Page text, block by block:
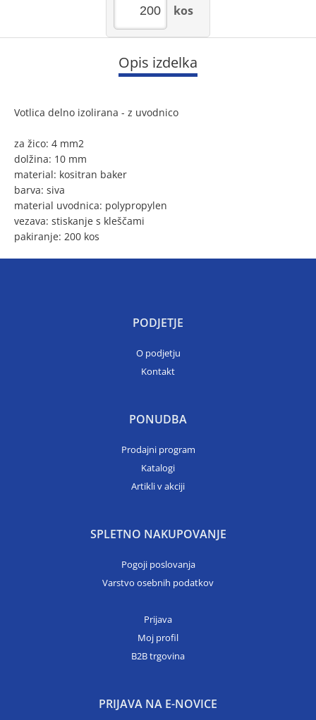
kos
Opis izdelka
Votlica delno izolirana - z uvodnico
za žico: 4 mm2
dolžina: 10 mm
material: kositran baker
barva: siva
material uvodnica: polypropylen
vezava: stiskanje s kleščami
pakiranje: 200 kos
PODJETJE
O podjetju
Kontakt
PONUDBA
Prodajni program
Katalogi
Artikli v akciji
SPLETNO NAKUPOVANJE
Pogoji poslovanja
Varstvo osebnih podatkov
Prijava
Moj profil
B2B trgovina
PRIJAVA NA E-NOVICE